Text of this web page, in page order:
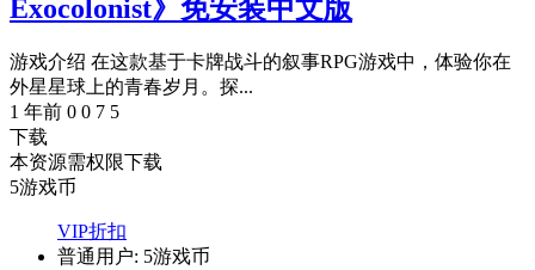
Exocolonist》免安装中文版
游戏介绍 在这款基于卡牌战斗的叙事RPG游戏中，体验你在
外星星球上的青春岁月。探...
1 年前 0 0 7 5
下载
本资源需权限下载
5游戏币
VIP折扣
普通用户: 5游戏币